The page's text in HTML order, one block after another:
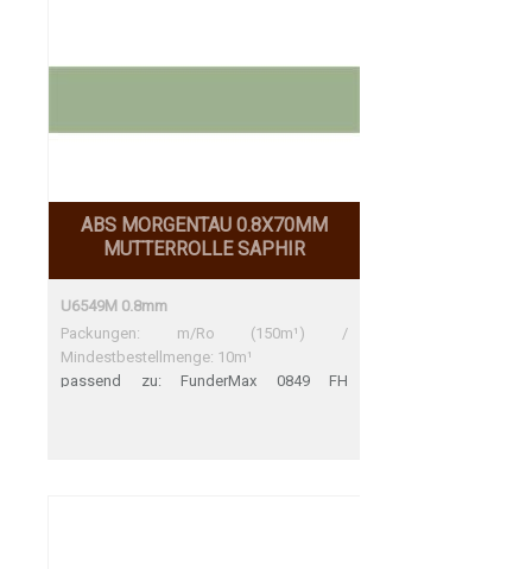
ABS MORGENTAU 0.8X70MM
MUTTERROLLE SAPHIR
U6549M 0.8mm
Packungen: m/Ro (150m¹) /
Mindestbestellmenge: 10m¹
passend zu: FunderMax 0849 FH